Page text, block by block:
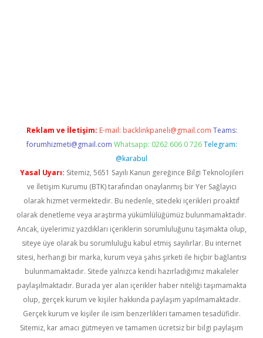
Reklam ve İletişim: E-mail: backlinkpaneli@gmail.com Teams:
forumhizmeti@gmail.com Whatsapp: 0262 606 0 726 Telegram:
@karabul
Yasal Uyarı: Sitemiz, 5651 Sayılı Kanun gereğince Bilgi Teknolojileri
ve İletişim Kurumu (BTK) tarafından onaylanmış bir Yer Sağlayıcı
olarak hizmet vermektedir. Bu nedenle, sitedeki içerikleri proaktif
olarak denetleme veya araştırma yükümlülüğümüz bulunmamaktadır.
Ancak, üyelerimiz yazdıkları içeriklerin sorumluluğunu taşımakta olup,
siteye üye olarak bu sorumluluğu kabul etmiş sayılırlar. Bu internet
sitesi, herhangi bir marka, kurum veya şahıs şirketi ile hiçbir bağlantısı
bulunmamaktadır. Sitede yalnızca kendi hazırladığımız makaleler
paylaşılmaktadır. Burada yer alan içerikler haber niteliği taşımamakta
olup, gerçek kurum ve kişiler hakkında paylaşım yapılmamaktadır.
Gerçek kurum ve kişiler ile isim benzerlikleri tamamen tesadüfidir.
Sitemiz, kar amacı gütmeyen ve tamamen ücretsiz bir bilgi paylaşım